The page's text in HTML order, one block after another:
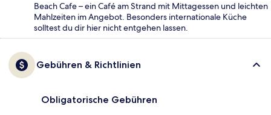
Beach Cafe – ein Café am Strand mit Mittagessen und leichten
Mahlzeiten im Angebot. Besonders internationale Küche
solltest du dir hier nicht entgehen lassen.
Gebühren & Richtlinien
Obligatorische Gebühren